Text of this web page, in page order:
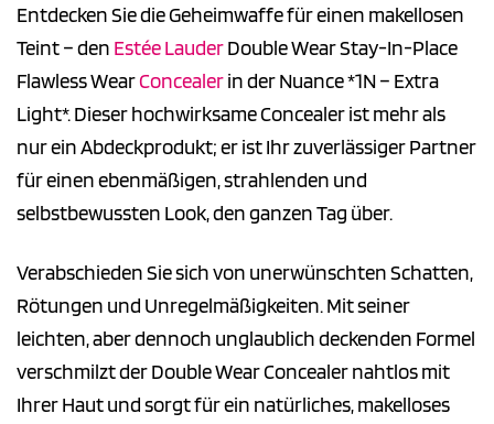
Entdecken Sie die Geheimwaffe für einen makellosen
Teint – den Estée LauderDouble Wear Stay-In-Place
Flawless WearConcealerin der Nuance *1N – Extra
Light*. Dieser hochwirksame Concealer ist mehr als
nur ein Abdeckprodukt; er ist Ihr zuverlässiger Partner
für einen ebenmäßigen, strahlenden und
selbstbewussten Look, den ganzen Tag über.
Verabschieden Sie sich von unerwünschten Schatten,
Rötungen und Unregelmäßigkeiten. Mit seiner
leichten, aber dennoch unglaublich deckenden Formel
verschmilzt der Double Wear Concealer nahtlos mit
Ihrer Haut und sorgt für ein natürliches, makelloses